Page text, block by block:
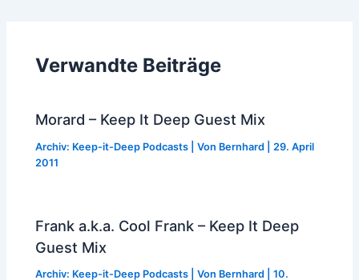
Verwandte Beiträge
Morard – Keep It Deep Guest Mix
Archiv: Keep-it-Deep Podcasts | Von Bernhard |29. April
2011
Frank a.k.a. Cool Frank – Keep It Deep
Guest Mix
Archiv: Keep-it-Deep Podcasts | Von Bernhard |10.